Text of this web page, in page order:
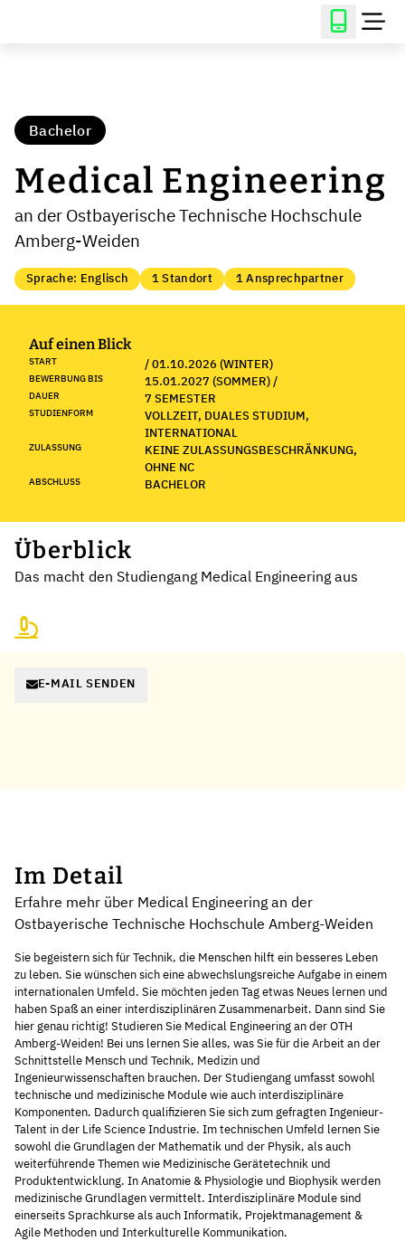
Bachelor
Medical Engineering
an der Ostbayerische Technische Hochschule
Amberg-Weiden
Sprache: Englisch 1 Standort 1 Ansprechpartner
Auf einen Blick
START / 01.10.2026 (WINTER)
BEWERBUNG BIS 15.01.2027 (SOMMER) /
DAUER 7 SEMESTER
STUDIENFORM
VOLLZEIT, DUALES STUDIUM,
INTERNATIONAL
ZULASSUNG
KEINE ZULASSUNGSBESCHRÄNKUNG,
OHNE NC
ABSCHLUSS BACHELOR
Überblick
Das macht den Studiengang Medical Engineering aus
E-MAIL SENDEN
Im Detail
Erfahre mehr über Medical Engineering an der
Ostbayerische Technische Hochschule Amberg-Weiden
Sie begeistern sich für Technik, die Menschen hilft ein besseres Leben
zu leben. Sie wünschen sich eine abwechslungsreiche Aufgabe in einem
internationalen Umfeld. Sie möchten jeden Tag etwas Neues lernen und
haben Spaß an einer interdisziplinären Zusammenarbeit. Dann sind Sie
hier genau richtig! Studieren Sie Medical Engineering an der OTH
Amberg-Weiden! Bei uns lernen Sie alles, was Sie für die Arbeit an der
Schnittstelle Mensch und Technik, Medizin und
Ingenieurwissenschaften brauchen. Der Studiengang umfasst sowohl
technische und medizinische Module wie auch interdisziplinäre
Komponenten. Dadurch qualifizieren Sie sich zum gefragten Ingenieur-
Talent in der Life Science Industrie. Im technischen Umfeld lernen Sie
sowohl die Grundlagen der Mathematik und der Physik, als auch
weiterführende Themen wie Medizinische Gerätetechnik und
Produktentwicklung. In Anatomie & Physiologie und Biophysik werden
medizinische Grundlagen vermittelt. Interdisziplinäre Module sind
einerseits Sprachkurse als auch Informatik, Projektmanagement &
Agile Methoden und Interkulturelle Kommunikation.